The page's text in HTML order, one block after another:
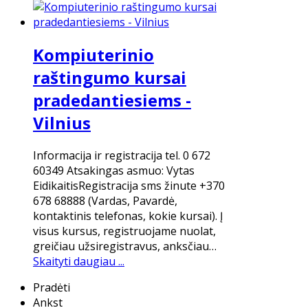
Kompiuterinio
raštingumo kursai
pradedantiesiems -
Vilnius
Informacija ir registracija tel. 0 672
60349 Atsakingas asmuo: Vytas
EidikaitisRegistracija sms žinute +370
678 68888 (Vardas, Pavardė,
kontaktinis telefonas, kokie kursai). Į
visus kursus, registruojame nuolat,
greičiau užsiregistravus, anksčiau…
Skaityti daugiau ...
Pradėti
Ankst